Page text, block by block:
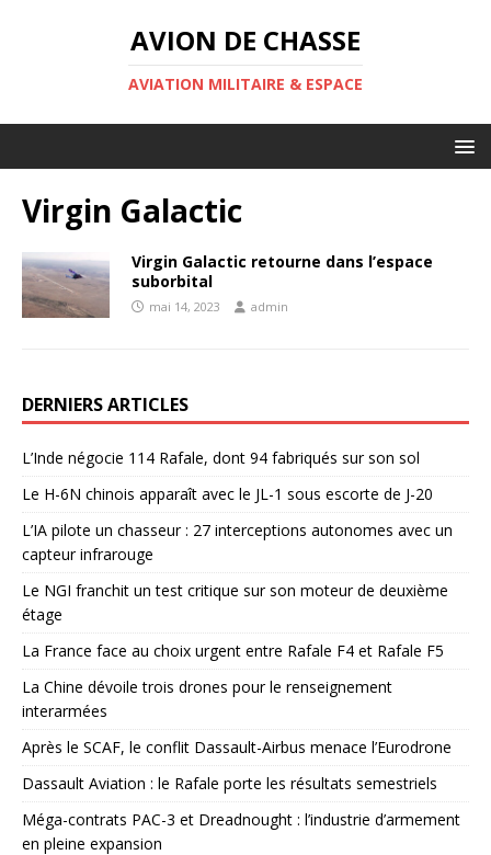
AVION DE CHASSE
AVIATION MILITAIRE & ESPACE
Virgin Galactic
Virgin Galactic retourne dans l’espace
suborbital
mai 14, 2023 admin
DERNIERS ARTICLES
L’Inde négocie 114 Rafale, dont 94 fabriqués sur son sol
Le H-6N chinois apparaît avec le JL-1 sous escorte de J-20
L’IA pilote un chasseur : 27 interceptions autonomes avec un
capteur infrarouge
Le NGI franchit un test critique sur son moteur de deuxième
étage
La France face au choix urgent entre Rafale F4 et Rafale F5
La Chine dévoile trois drones pour le renseignement
interarmées
Après le SCAF, le conflit Dassault-Airbus menace l’Eurodrone
Dassault Aviation : le Rafale porte les résultats semestriels
Méga-contrats PAC-3 et Dreadnought : l’industrie d’armement
en pleine expansion